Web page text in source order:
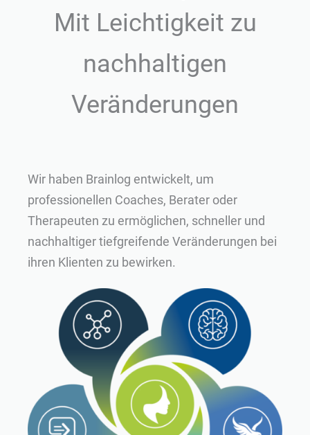
Mit Leichtigkeit zu
nachhaltigen
Veränderungen
Wir haben Brainlog entwickelt, um
professionellen Coaches, Berater oder
Therapeuten zu ermöglichen, schneller und
nachhaltiger tiefgreifende Veränderungen bei
ihren Klienten zu bewirken.